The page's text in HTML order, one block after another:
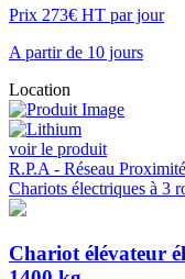
Prix 273€ HT par jour
A partir de 10 jours
Location
voir le produit
R.P.A - Réseau
Chariots électriques à 3
Chariot élévateur